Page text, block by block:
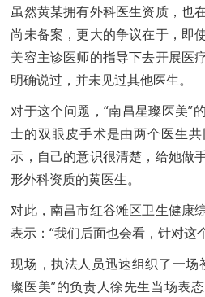
虽然黄某拥有外科医生资质，也
尚未备案，更大的争议在于，即
美容主诊医师的指导下去开展医
明确说过，并未见过其他医生。
对于这个问题，“南昌星璨医美”
士的双眼皮手术是由两个医生
示，自己的意识很清楚，给她做
形外科资质的黄医生。
对此，南昌市红谷滩区卫生健康
表示：“我们后面也会看，针对这
现场，执法人员迅速组织了一场
璨医美”的负责人徐先生当场表